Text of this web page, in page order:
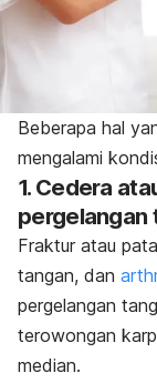
Beberapa hal
mengalami
1. Cedera
pergelangan
Fraktur atau
tangan, dan
pergelangan
terowongan
median.